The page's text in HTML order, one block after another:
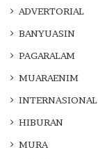
ADVERTORIAL
BANYUASIN
PAGARALAM
MUARAENIM
INTERNASIONAL
HIBURAN
MURA